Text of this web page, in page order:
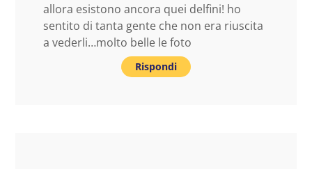
allora esistono ancora quei delfini! ho
sentito di tanta gente che non era riuscita
a vederli…molto belle le foto
Rispondi